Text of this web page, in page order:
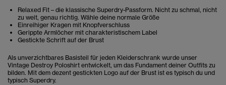
Relaxed Fit – die klassische Superdry-Passform. Nicht zu schmal, nicht
zu weit, genau richtig. Wähle deine normale Größe
Einreihiger Kragen mit Knopfverschluss
Gerippte Armlöcher mit charakteristischem Label
Gestickte Schrift auf der Brust
Als unverzichtbares Basisteil für jeden Kleiderschrank wurde unser
Vintage Destroy Poloshirt entwickelt, um das Fundament deiner Outfits zu
bilden. Mit dem dezent gestickten Logo auf der Brust ist es typisch du und
typisch Superdry.